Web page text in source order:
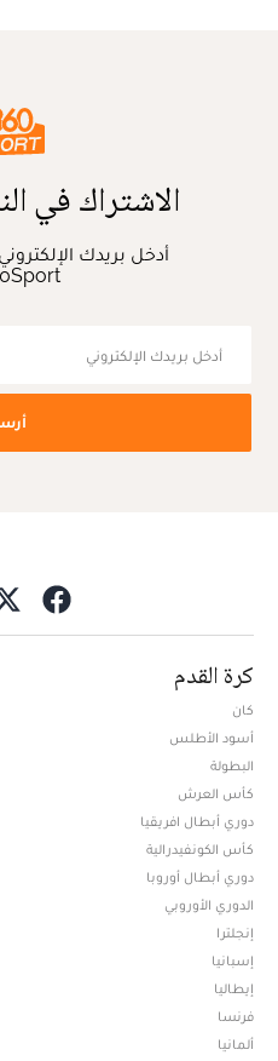
الاشتراك في
أدخل بريدك
كرة القدم
كان
أسود الأطلس
البطولة
كأس العرش
دوري أبطال افريقيا
كأس الكونفيدرالية
دوري أبطال أوروبا
الدوري الأوروبي
إنجلترا
إسبانيا
إيطاليا
فرنسا
ألمانيا